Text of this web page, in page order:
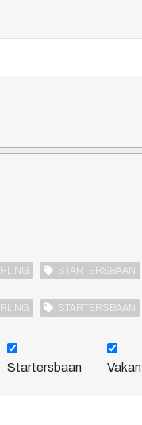
STARTERSBAAN
STARTERSBAAN
Startersbaan